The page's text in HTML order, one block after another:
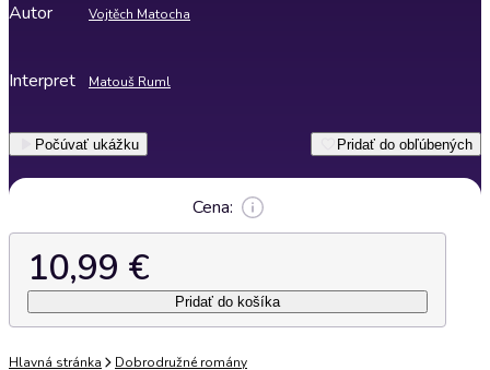
Autor Vojtěch Matocha
Interpret Matouš Ruml
Počúvať ukážku Pridať do obľúbených
Cena:
10,99 €
Pridať do košíka
Hlavná stránka Dobrodružné romány